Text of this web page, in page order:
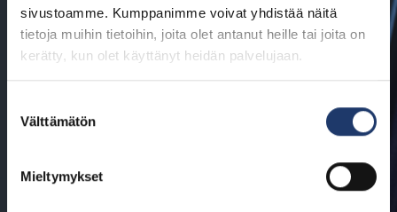
sivustoamme. Kumppanimme voivat yhdistää näitä
tietoja muihin tietoihin, joita olet antanut heille tai joita on
kerätty, kun olet käyttänyt heidän palvelujaan.
valinta
Välttämätön
Mieltymykset